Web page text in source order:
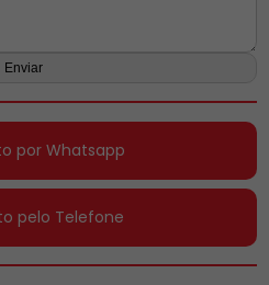
por Whatsapp
pelo Telefone